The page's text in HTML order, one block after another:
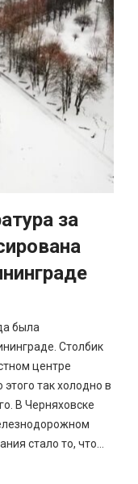
за
была
Столбик
центре
так холодно в
В Черняховске
стало то, что...